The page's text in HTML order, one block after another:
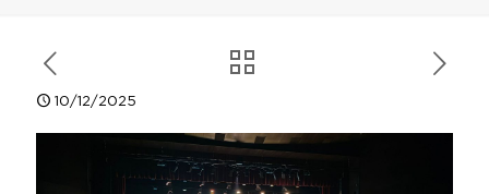
10/12/2025